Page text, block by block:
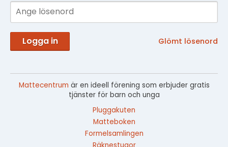
Logga in Glömt lösenord
Mattecentrum är en ideell förening som erbjuder gratis
tjänster för barn och unga
Pluggakuten
Matteboken
Formelsamlingen
Räknestugor